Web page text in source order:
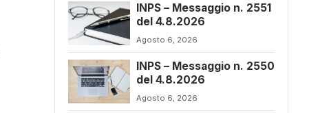
INPS – Messaggio n. 2551
del 4.8.2026
Agosto 6, 2026
INPS – Messaggio n. 2550
del 4.8.2026
Agosto 6, 2026